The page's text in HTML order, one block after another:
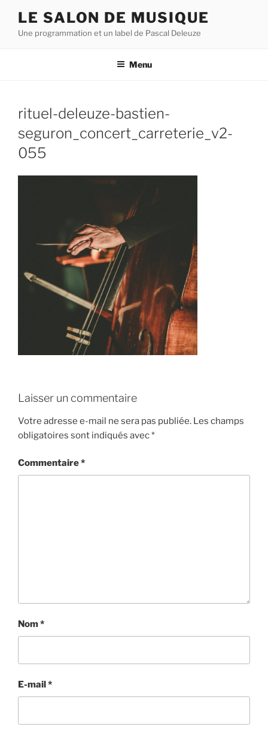
contenu
LE SALON DE MUSIQUE
Une programmation et un label de Pascal Deleuze
Menu
rituel-deleuze-bastien-
seguron_concert_carreterie_v2-
055
Laisser un commentaire
Votre adresse e-mail ne sera pas publiée. Les champs
obligatoires sont indiqués avec*
Commentaire*
Nom*
E-mail*